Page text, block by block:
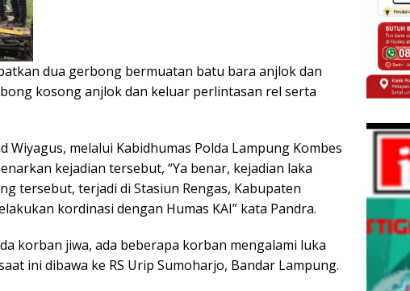
dua gerbong bermuatan batu bara anjlok dan
kosong anjlok dan keluar perlintasan rel serta
Wiyagus, melalui Kabidhumas Polda Lampung Kombes
kejadian tersebut, “Ya benar, kejadian laka
tersebut, terjadi di Stasiun Rengas, Kabupaten
kordinasi dengan Humas KAI” kata Pandra.
korban jiwa, ada beberapa korban mengalami luka
ini dibawa ke RS Urip Sumoharjo, Bandar Lampung.